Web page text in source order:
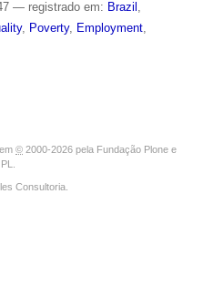
— registrado em: Brazil
, Poverty, Employment,
© 2000-2026 pela Fundação Plone e
Consultoria